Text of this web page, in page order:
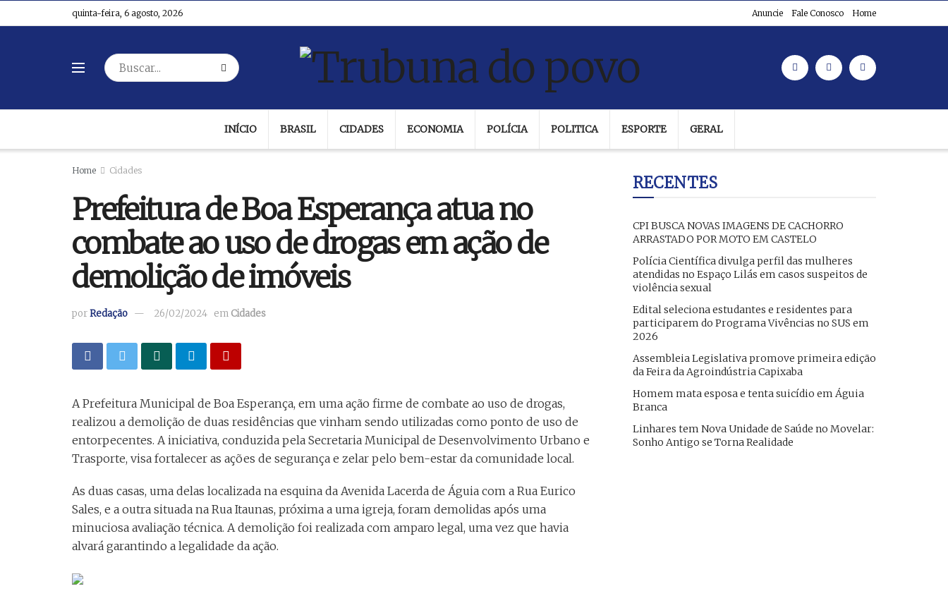
quinta-feira, 6 agosto, 2026 Anuncie Fale Conosco Home
INÍCIO BRASIL CIDADES ECONOMIA POLÍCIA POLITICA ESPORTE GERAL
Home Cidades
Prefeitura de Boa Esperança atua no
combate ao uso de drogas em ação de
demolição de imóveis
porRedação 26/02/2024 em Cidades
A Prefeitura Municipal de Boa Esperança, em uma ação firme de combate ao uso de drogas,
realizou a demolição de duas residências que vinham sendo utilizadas como ponto de uso de
entorpecentes. A iniciativa, conduzida pela Secretaria Municipal de Desenvolvimento Urbano e
Trasporte, visa fortalecer as ações de segurança e zelar pelo bem-estar da comunidade local.
As duas casas, uma delas localizada na esquina da Avenida Lacerda de Águia com a Rua Eurico
Sales, e a outra situada na Rua Itaunas, próxima a uma igreja, foram demolidas após uma
minuciosa avaliação técnica. A demolição foi realizada com amparo legal, uma vez que havia
alvará garantindo a legalidade da ação.
RECENTES
CPI BUSCA NOVAS IMAGENS DE CACHORRO
ARRASTADO POR MOTO EM CASTELO
Polícia Científica divulga perfil das mulheres
atendidas no Espaço Lilás em casos suspeitos de
violência sexual
Edital seleciona estudantes e residentes para
participarem do Programa Vivências no SUS em
2026
Assembleia Legislativa promove primeira edição
da Feira da Agroindústria Capixaba
Homem mata esposa e tenta suicídio em Águia
Branca
Linhares tem Nova Unidade de Saúde no Movelar:
Sonho Antigo se Torna Realidade